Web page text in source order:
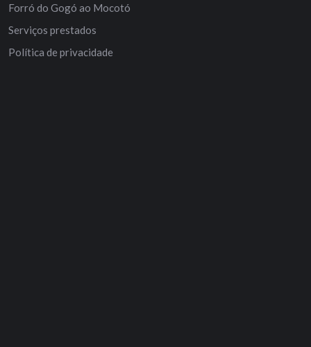
Forró do Gogó ao Mocotó
Serviços prestados
Política de privacidade